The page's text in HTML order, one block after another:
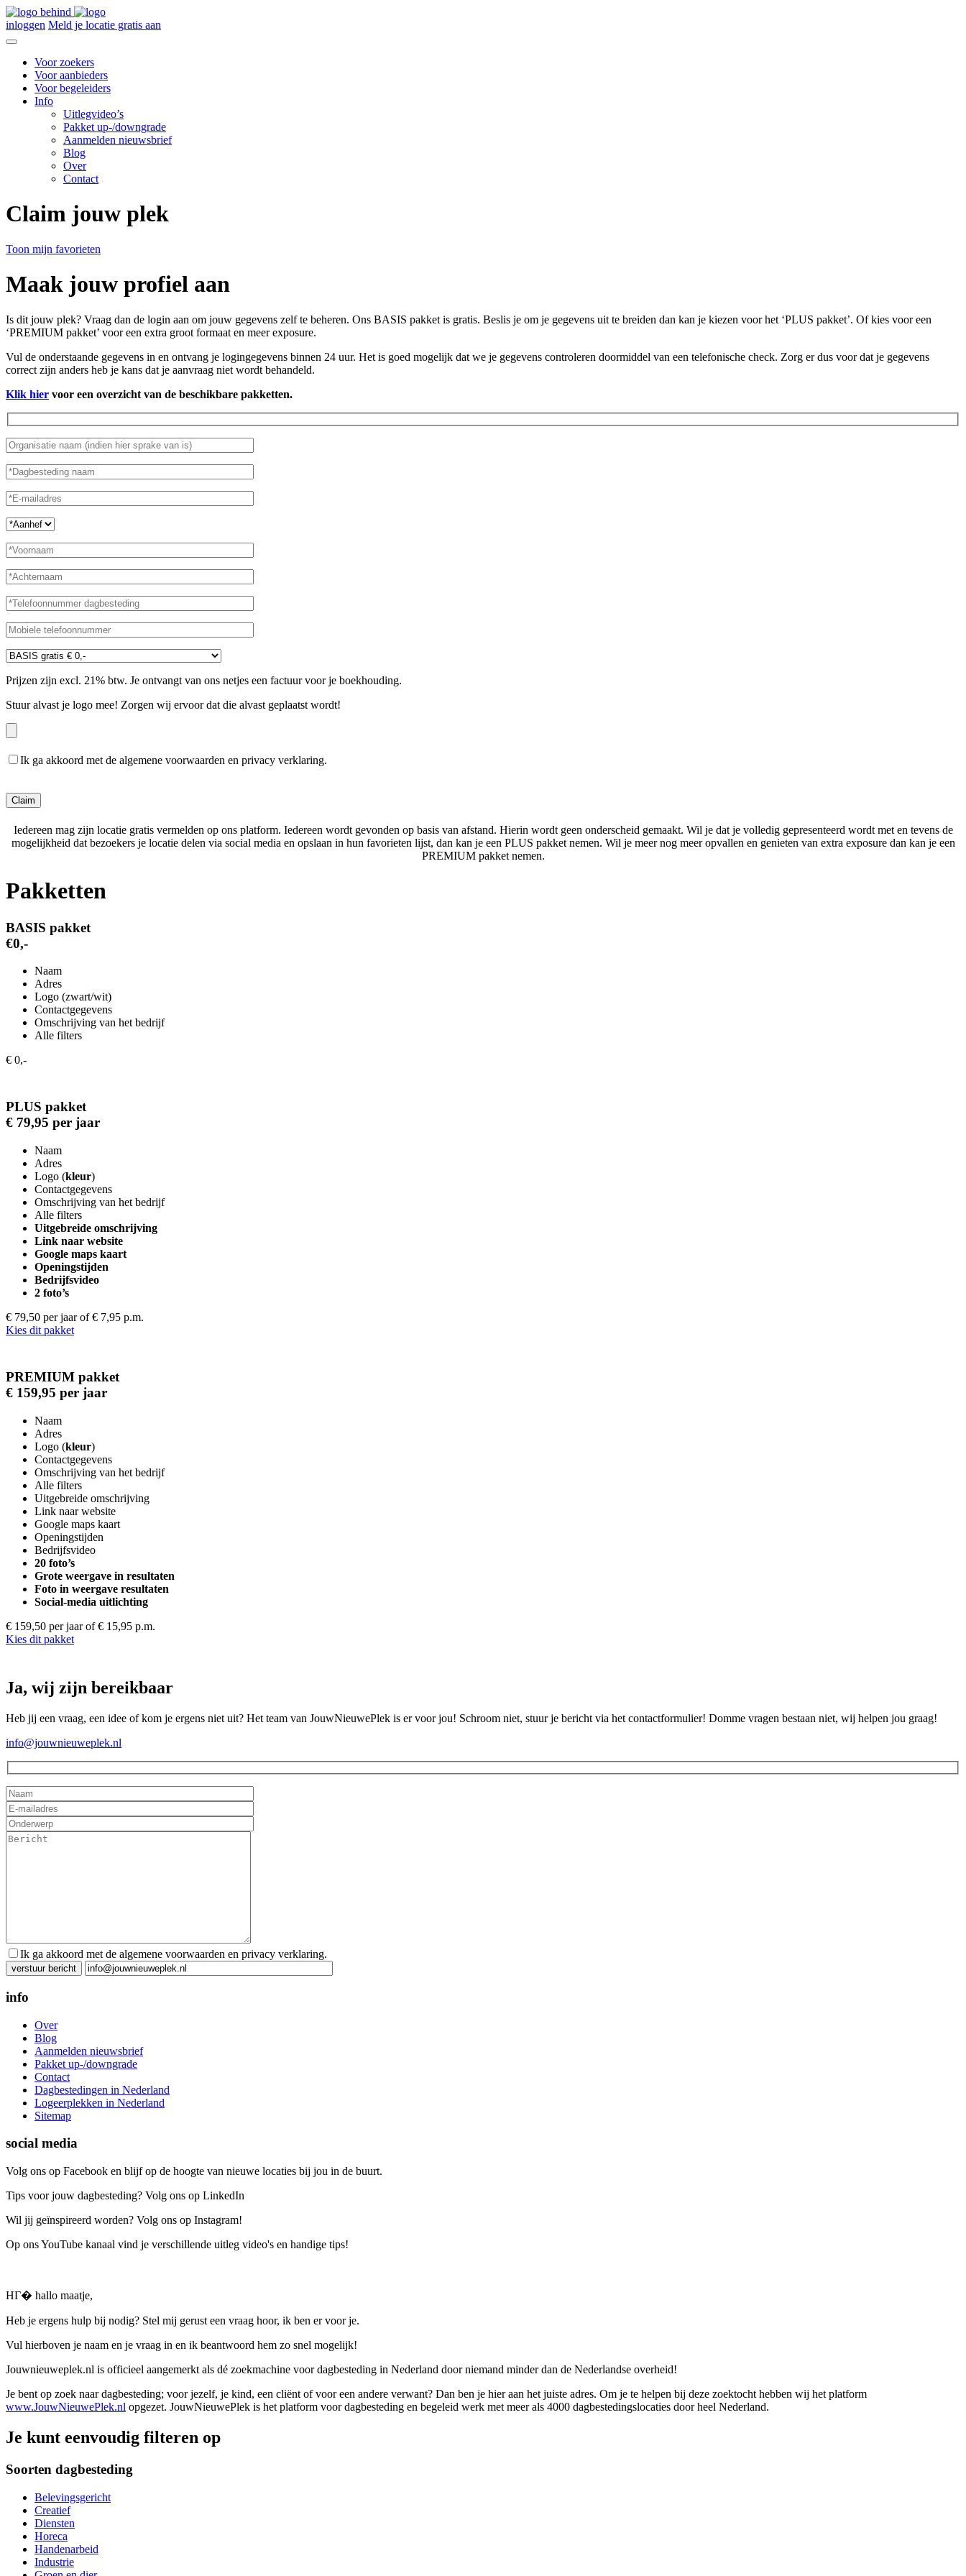
inloggen Meld je locatie gratis aan
Voor zoekers
Voor aanbieders
Voor begeleiders
Info
Uitlegvideo’s
Pakket up-/downgrade
Aanmelden nieuwsbrief
Blog
Over
Contact
Claim jouw plek
Toon mijn favorieten
Maak jouw profiel aan
Is dit jouw plek? Vraag dan de login aan om jouw gegevens zelf te beheren. Ons BASIS pakket is gratis. Beslis je om je gegevens uit te breiden dan kan je kiezen voor het ‘PLUS pakket’. Of kies voor een
‘PREMIUM pakket’ voor een extra groot formaat en meer exposure.
Vul de onderstaande gegevens in en ontvang je logingegevens binnen 24 uur. Het is goed mogelijk dat we je gegevens controleren doormiddel van een telefonische check. Zorg er dus voor dat je gegevens
correct zijn anders heb je kans dat je aanvraag niet wordt behandeld.
Klik hier voor een overzicht van de beschikbare pakketten.
Prijzen zijn excl. 21% btw. Je ontvangt van ons netjes een factuur voor je boekhouding.
Stuur alvast je logo mee! Zorgen wij ervoor dat die alvast geplaatst wordt!
Ik ga akkoord met de algemene voorwaarden en privacy verklaring.
Iedereen mag zijn locatie gratis vermelden op ons platform. Iedereen wordt gevonden op basis van afstand. Hierin wordt geen onderscheid gemaakt. Wil je dat je volledig gepresenteerd wordt met en tevens de
mogelijkheid dat bezoekers je locatie delen via social media en opslaan in hun favorieten lijst, dan kan je een PLUS pakket nemen. Wil je meer nog meer opvallen en genieten van extra exposure dan kan je een
PREMIUM pakket nemen.
Pakketten
BASIS pakket
€0,-
Naam
Adres
Logo (zwart/wit)
Contactgegevens
Omschrijving van het bedrijf
Alle filters
€ 0,-
PLUS pakket
€ 79,95 per jaar
Naam
Adres
Logo (kleur)
Contactgegevens
Omschrijving van het bedrijf
Alle filters
Uitgebreide omschrijving
Link naar website
Google maps kaart
Openingstijden
Bedrijfsvideo
2 foto’s
€ 79,50 per jaar of € 7,95 p.m.
Kies dit pakket
PREMIUM pakket
€ 159,95 per jaar
Naam
Adres
Logo (kleur)
Contactgegevens
Omschrijving van het bedrijf
Alle filters
Uitgebreide omschrijving
Link naar website
Google maps kaart
Openingstijden
Bedrijfsvideo
20 foto’s
Grote weergave in resultaten
Foto in weergave resultaten
Social-media uitlichting
€ 159,50 per jaar of € 15,95 p.m.
Kies dit pakket
Ja, wij zijn bereikbaar
Heb jij een vraag, een idee of kom je ergens niet uit? Het team van JouwNieuwePlek is er voor jou! Schroom niet, stuur je bericht via het contactformulier! Domme vragen bestaan niet, wij helpen jou graag!
info@jouwnieuweplek.nl
Ik ga akkoord met de algemene voorwaarden en privacy verklaring.
Gelieve dit veld leeg te laten.
info
Over
Blog
Aanmelden nieuwsbrief
Pakket up-/downgrade
Contact
Dagbestedingen in Nederland
Logeerplekken in Nederland
Sitemap
social media
Volg ons op Facebook en blijf op de hoogte van nieuwe locaties bij jou in de buurt.
Tips voor jouw dagbesteding? Volg ons op LinkedIn
Wil jij geïnspireerd worden? Volg ons op Instagram!
Op ons YouTube kanaal vind je verschillende uitleg video's en handige tips!
HГ� hallo maatje,
Heb je ergens hulp bij nodig? Stel mij gerust een vraag hoor, ik ben er voor je.
Vul hierboven je naam en je vraag in en ik beantwoord hem zo snel mogelijk!
Jouwnieuweplek.nl is officieel aangemerkt als dé zoekmachine voor dagbesteding in Nederland door niemand minder dan de Nederlandse overheid!
Je bent op zoek naar dagbesteding; voor jezelf, je kind, een cliënt of voor een andere verwant? Dan ben je hier aan het juiste adres. Om je te helpen bij deze zoektocht hebben wij het platform
www.JouwNieuwePlek.nl opgezet. JouwNieuwePlek is het platform voor dagbesteding en begeleid werk met meer als 4000 dagbestedingslocaties door heel Nederland.
Je kunt eenvoudig filteren op
Soorten dagbesteding
Belevingsgericht
Creatief
Diensten
Horeca
Handenarbeid
Industrie